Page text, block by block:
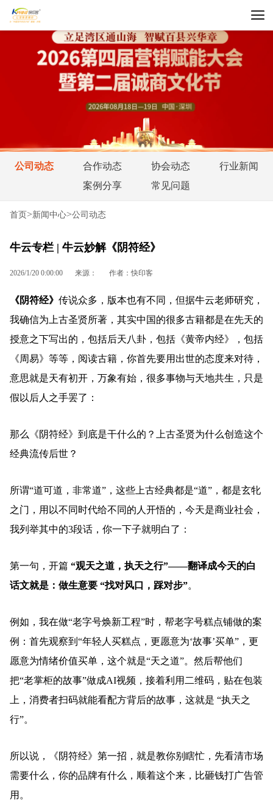
公司动态 合作动态 协会动态
行业新闻
案例分享
常见问题
首页>新闻中心>公司动态
牛云专栏 | 牛云妙解《阴符经》
2026/1/20 0:00:00 来源： 作者：快印客
《阴符经》 传说众多，版本也有不同，但据牛云老师研究，
我确信为上古圣贤所著，其实中国的很多古籍都是在先天的
授意之下写出的，包括后天八卦，包括《黄帝内经》，包括
《周易》等等，阅读古籍，你首先要用出世的态度来对待，
意思就是天有初开，万象有始，很多事物与天地共生，只是
假以后人之手罢了：
那么《阴符经》到底是干什么的？上古圣贤为什么创造这个
经典流传后世？
所谓“道可道，非常道”，这些上古经典都是“道”，都是玄牝
之门，用以不同时代给不同的人开悟的，今天是商业社会，
我列举其中的3段话，你一下子就明白了：
第一句，开篇 “观天之道，执天之行”——翻译成今天的白
话文就是：做生意要 “找对风口，踩对步”。
例如，我在做“老字号焕新工程”时，帮老字号糕点铺做的案
例：首先观察到“年轻人买糕点，更愿意为‘故事’买单”，更
愿意为情绪价值买单，这个就是“天之道”。然后帮他们
把“老掌柜的故事”做成AI视频，接着利用二维码，贴在包装
上，消费者扫码就能看配方背后的故事，这就是 “执天之
行”。
所以说，《阴符经》第一招，就是教你别瞎忙，先看清市场
需要什么，你的品牌有什么，顺着这个来，比砸钱打广告管
用。